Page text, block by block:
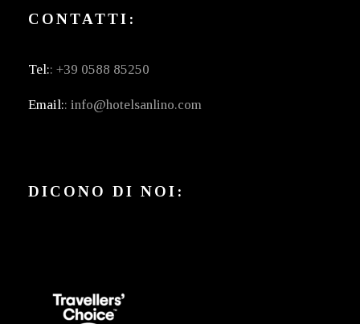
CONTATTI:
Tel:: +39 0588 85250
Email:: info@hotelsanlino.com
DICONO DI NOI: